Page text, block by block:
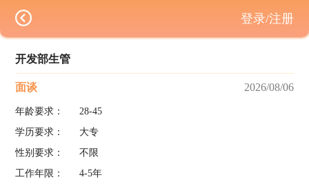
开发部生管
面谈 2026/08/06
年龄要求：
28-45
学历要求：
大专
性别要求：
不限
工作年限：
4-5年
登录/注册